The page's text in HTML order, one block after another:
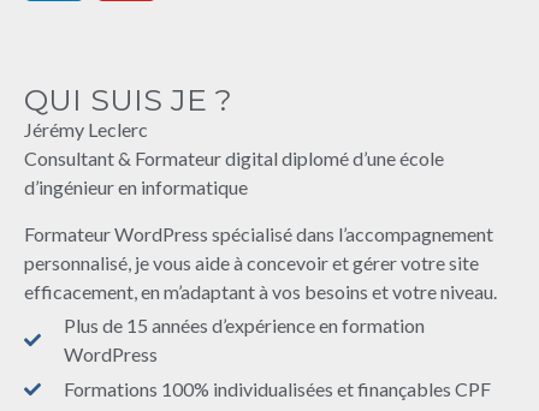
QUI SUIS JE ?
Jérémy Leclerc
Consultant & Formateur digital diplomé d’une école
d’ingénieur en informatique
Formateur WordPress spécialisé dans l’accompagnement
personnalisé, je vous aide à concevoir et gérer votre site
efficacement, en m’adaptant à vos besoins et votre niveau.
Plus de 15 années d’expérience en formation
WordPress
Formations 100% individualisées et finançables CPF